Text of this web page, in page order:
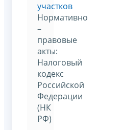
участков
Нормативно
–
правовые
акты:
Налоговый
кодекс
Российской
Федерации
(НК
РФ)